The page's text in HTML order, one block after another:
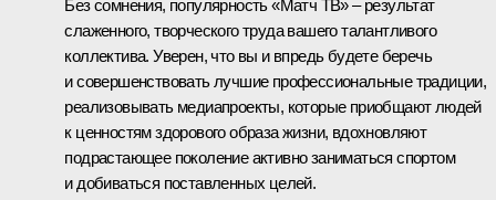
Без сомнения, популярность «Матч ТВ» – результат
слаженного, творческого труда вашего талантливого
коллектива. Уверен, что вы и впредь будете беречь
и совершенствовать лучшие профессиональные традиции,
реализовывать медиапроекты, которые приобщают людей
к ценностям здорового образа жизни, вдохновляют
подрастающее поколение активно заниматься спортом
и добиваться поставленных целей.